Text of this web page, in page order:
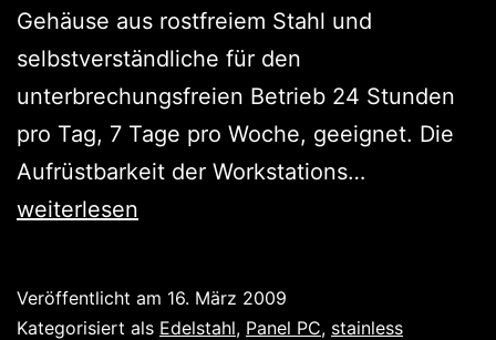
Gehäuse aus rostfreiem Stahl und
selbstverständliche für den
unterbrechungsfreien Betrieb 24 Stunden
pro Tag, 7 Tage pro Woche, geeignet. Die
Aufrüstbarkeit der Workstations…
mit
weiterlesen
Veröffentlicht am 16. März 2009
Kategorisiert als Edelstahl, Panel PC, stainless